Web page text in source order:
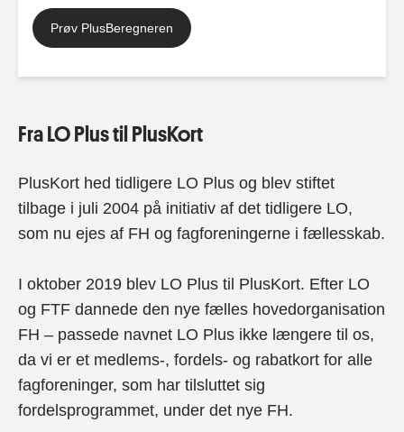
Prøv PlusBeregneren
Fra LO Plus til PlusKort
PlusKort hed tidligere LO Plus og blev stiftet
tilbage i juli 2004 på initiativ af det tidligere LO,
som nu ejes af FH og fagforeningerne i fællesskab.
I oktober 2019 blev LO Plus til PlusKort. Efter LO
og FTF dannede den nye fælles hovedorganisation
FH – passede navnet LO Plus ikke længere til os,
da vi er et medlems-, fordels- og rabatkort for alle
fagforeninger, som har tilsluttet sig
fordelsprogrammet, under det nye FH.